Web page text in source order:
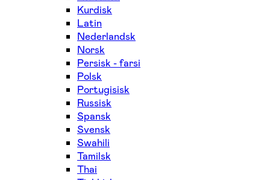
Kurdisk
Latin
Nederlandsk
Norsk
Persisk - farsi
Polsk
Portugisisk
Russisk
Spansk
Svensk
Swahili
Tamilsk
Thai